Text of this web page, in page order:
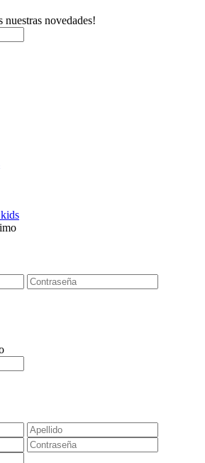
nuestras novedades!